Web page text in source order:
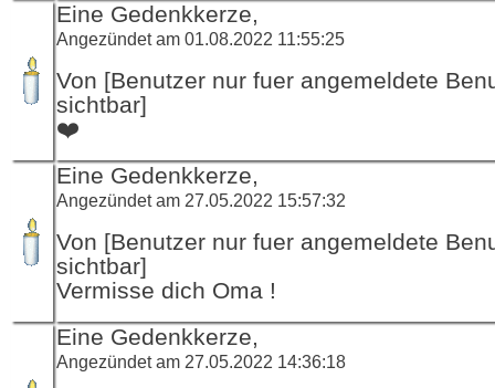
Eine Gedenkkerze,
Angezündet am 01.08.2022 11:55:25
Von [Benutzer nur fuer angemeldete
sichtbar]
❤️
Eine Gedenkkerze,
Angezündet am 27.05.2022 15:57:32
Von [Benutzer nur fuer angemeldete
sichtbar]
Vermisse dich Oma !
Eine Gedenkkerze,
Angezündet am 27.05.2022 14:36:18